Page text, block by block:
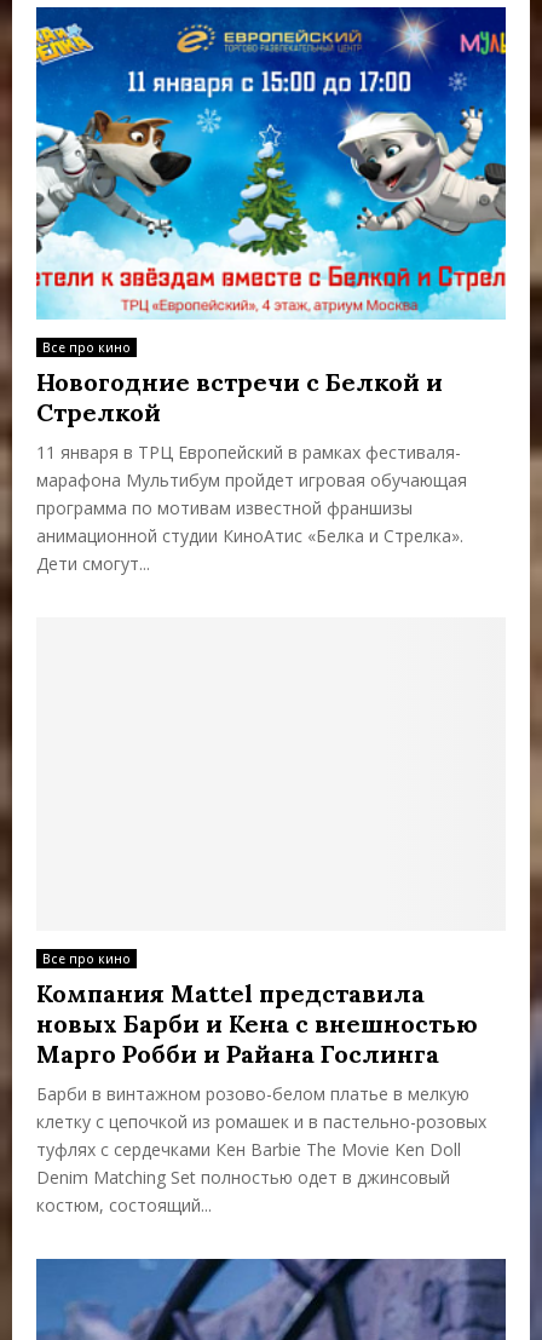
Все про кино
Новогодние встречи с Белкой и
Стрелкой
11 января в ТРЦ Европейский в рамках фестиваля-
марафона Мультибум пройдет игровая обучающая
программа по мотивам известной франшизы
анимационной студии КиноАтис «Белка и Стрелка».
Дети смогут...
Все про кино
Компания Mattel представила
новых Барби и Кена с внешностью
Марго Робби и Райана Гослинга
Барби в винтажном розово-белом платье в мелкую
клетку с цепочкой из ромашек и в пастельно-розовых
туфлях с сердечками Кен Barbie The Movie Ken Doll
Denim Matching Set полностью одет в джинсовый
костюм, состоящий...